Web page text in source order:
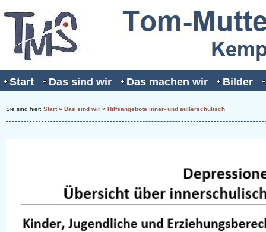
Start Das sind wir Das machen wir Bilder
Sie sind hier: Start» Das sind wir » Hilfsangebote inner- und außerschulisch